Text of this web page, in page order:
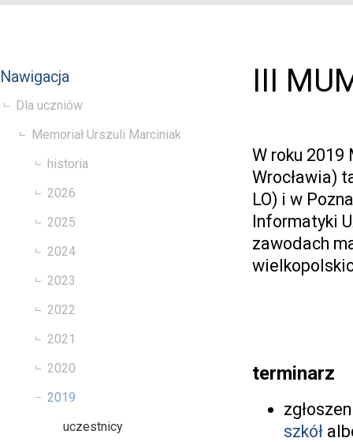
Nawigacja
Dla uczniów
Memoriał Urszuli Marciniak
historia
2026
2025
2024
2023
2022
2021
2020
2019
uczestnicy
III
W roku 2019
Wrocławia)
LO) i w
Informatyki
zawodach
terminarz
szkół